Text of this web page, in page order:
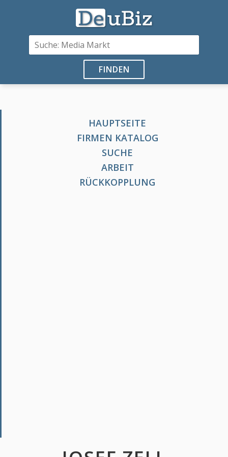
FINDEN
HAUPTSEITE
FIRMEN KATALOG
SUCHE
ARBEIT
RÜCKKOPPLUNG